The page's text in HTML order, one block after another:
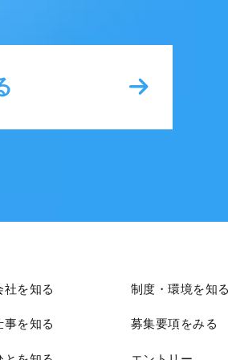
社を知る 制度・環境を知る
事を知る 募集要項をみる